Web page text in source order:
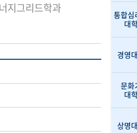
통합심
대
경영
문화
대
상명
지그리드학과